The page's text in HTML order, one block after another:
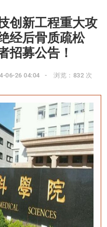
创新工程重大攻
经后骨质疏松
招募公告！
06-26 04:04 浏览：832 次